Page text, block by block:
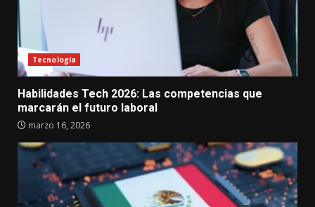
Tecnología
Habilidades Tech 2026: Las competencias que
marcarán el futuro laboral
marzo 16, 2026